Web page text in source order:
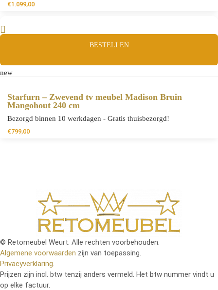
€1.099,00
BESTELLEN
new
Starfurn – Zwevend tv meubel Madison Bruin
Mangohout 240 cm
Bezorgd binnen 10 werkdagen - Gratis thuisbezorgd!
€799,00
© Retomeubel Weurt. Alle rechten voorbehouden.
Algemene voorwaarden zijn van toepassing.
Privacyverklaring
Prijzen zijn incl. btw tenzij anders vermeld. Het btw nummer vindt u
op elke factuur.